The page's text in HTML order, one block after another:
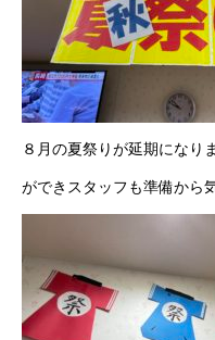
８月の夏祭りが延期になり
ができスタッフも準備から